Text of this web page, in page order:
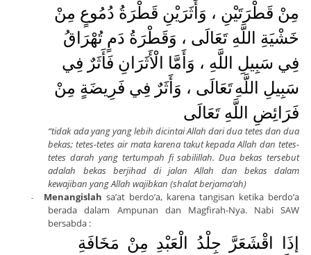
مِنْ قَطْرَتَيْنِ ، وَأَثَرَيْنِ قَطْرَةُ دُمُوعٍ مِنْ
خَشْيَةِ اللَّهِ تَعَالَى ، وَقَطْرَةُ دَمٍ تُهْرَاقُ
فِي سَبِيلِ اللَّهِ ، وَأَمَّا الْأَثَرَانِ فَأَثَرٌ فِي
سَبِيلِ اللَّهِتَعَالَى ، وَأَثَرٌ فِي فَرِيضَةٍ مِنْ
فَرَائِضِ اللَّهِ تَعَالَى
“tidak ada yang yang lebih dicintai Allah dari dua tetes dan dua
bekas; tetes-tetes air mata karena takut kepada Allah dan tetes-
tetes darah yang tertumpah fi sabilillah. Dua bekas tersebut
adalah bekas berjihad di jalan Allah dan bekas dalam
kewajiban yang Allah wajibkan (shalat berjama’ah)
- Menangislahsa’at berdo’a, karena tangisan ketika berdo’a
berada dalam Ampunan dan Magfirah-Nya. Nabi SAW
bersabda :
إذَا اقْشَعَرَّ جِلْدُ الْعَبْدِ مِنْ مَخَافَةِ